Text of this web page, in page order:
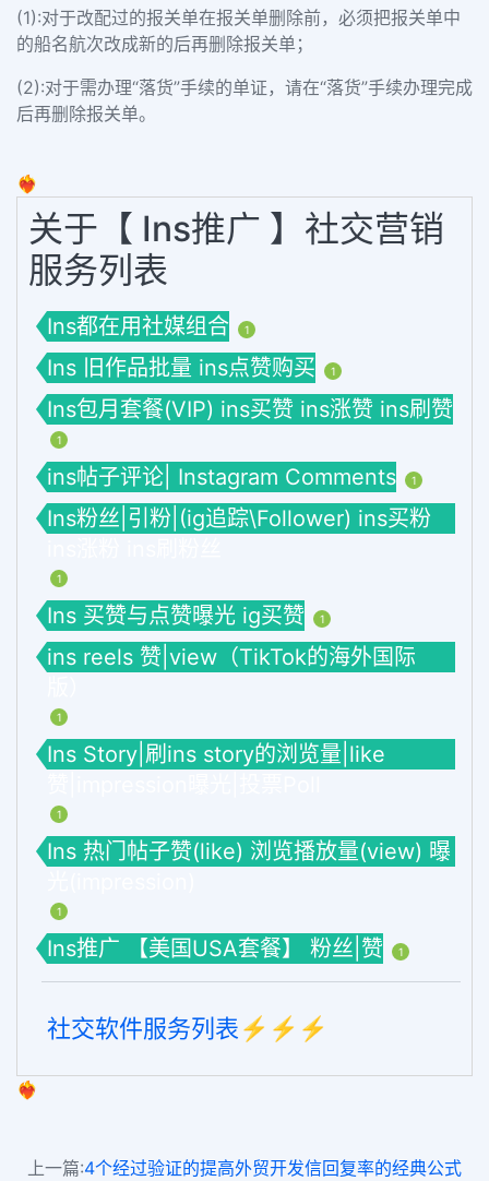
(1):对于改配过的报关单在报关单删除前，必须把报关单中
的船名航次改成新的后再删除报关单；
(2):对于需办理“落货”手续的单证，请在“落货”手续办理完成
后再删除报关单。
❤️‍🔥
关于【 Ins推广 】社交营销
服务列表
Ins都在用社媒组合 1
Ins 旧作品批量 ins点赞购买 1
Ins包月套餐(VIP) ins买赞 ins涨赞 ins刷赞
1
ins帖子评论| Instagram Comments 1
Ins粉丝|引粉|(ig追踪\Follower) ins买粉
1
Ins 买赞与点赞曝光 ig买赞 1
ins reels 赞|view（TikTok的海外国际
1
Ins Story|刷ins story的浏览量|like
1
Ins 热门帖子赞(like) 浏览播放量(view) 曝
1
Ins推广 【美国USA套餐】 粉丝|赞 1
社交软件服务列表⚡️⚡️⚡️
❤️‍🔥
上一篇:4个经过验证的提高外贸开发信回复率的经典公式